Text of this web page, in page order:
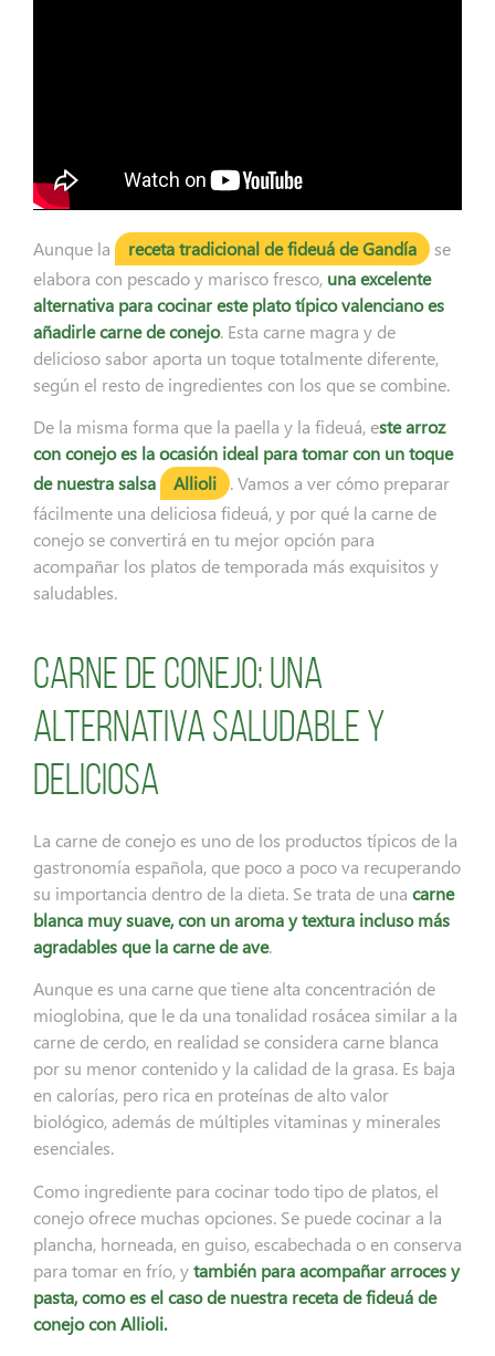
Aunque la receta tradicional de fideuá de Gandía
se
elabora con pescado y marisco fresco, una excelente
alternativa para cocinar este plato típico valenciano es
añadirle carne de conejo. Esta carne magra y de
delicioso sabor aporta un toque totalmente diferente,
según el resto de ingredientes con los que se combine.
De la misma forma que la paella y la fideuá, este arroz
con conejo es la ocasión ideal para tomar con un toque
de nuestra salsa
Allioli
. Vamos a ver cómo preparar
fácilmente una deliciosa fideuá, y por qué la carne de
conejo se convertirá en tu mejor opción para
acompañar los platos de temporada más exquisitos y
saludables.
Carne de conejo: una
alternativa saludable y
deliciosa
La carne de conejo es uno de los productos típicos de la
gastronomía española, que poco a poco va recuperando
su importancia dentro de la dieta. Se trata de una carne
blanca muy suave, con un aroma y textura incluso más
agradables que la carne de ave.
Aunque es una carne que tiene alta concentración de
mioglobina, que le da una tonalidad rosácea similar a la
carne de cerdo, en realidad se considera carne blanca
por su menor contenido y la calidad de la grasa. Es baja
en calorías, pero rica en proteínas de alto valor
biológico, además de múltiples vitaminas y minerales
esenciales.
Como ingrediente para cocinar todo tipo de platos, el
conejo ofrece muchas opciones. Se puede cocinar a la
plancha, horneada, en guiso, escabechada o en conserva
para tomar en frío, ytambién para acompañar arroces y
pasta, como es el caso de nuestra receta de fideuá de
conejo con Allioli.